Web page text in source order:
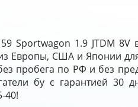
Sportwagon 1.9 JTDM
Европы, США и Японии
пробега по РФ и без
бу с гарантией
40!